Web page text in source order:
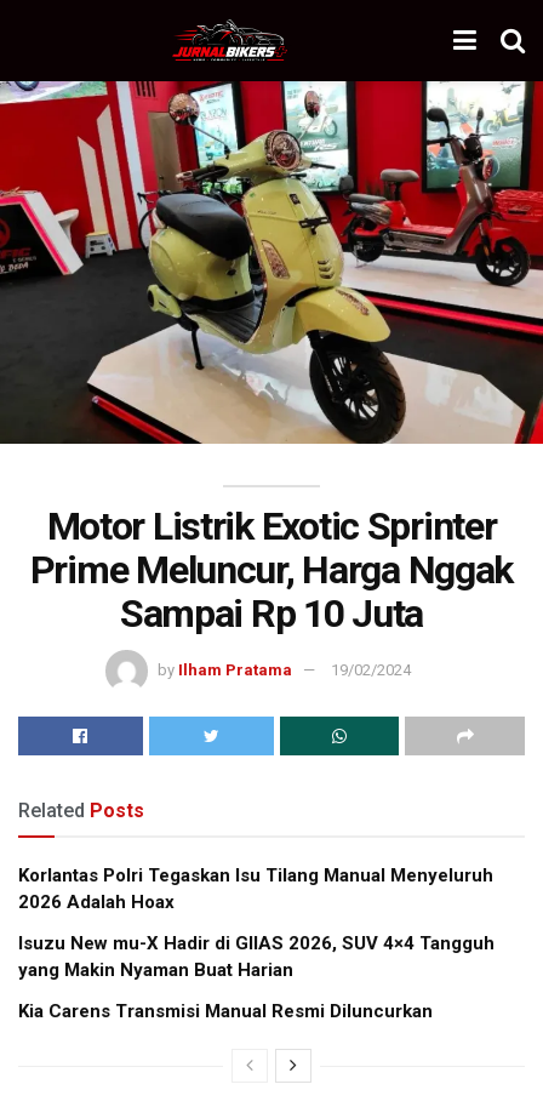
Motor Listrik Exotic Sprinter
Prime Meluncur, Harga Nggak
Sampai Rp 10 Juta
by Ilham Pratama 19/02/2024
Related Posts
Korlantas Polri Tegaskan Isu Tilang Manual Menyeluruh
2026 Adalah Hoax
Isuzu New mu-X Hadir di GIIAS 2026, SUV 4×4 Tangguh
yang Makin Nyaman Buat Harian
Kia Carens Transmisi Manual Resmi Diluncurkan